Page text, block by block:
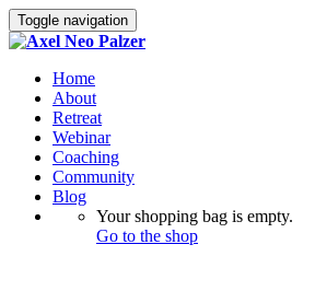
Toggle navigation
Home
About
Retreat
Webinar
Coaching
Community
Blog
Your shopping bag is empty.
Go to the shop